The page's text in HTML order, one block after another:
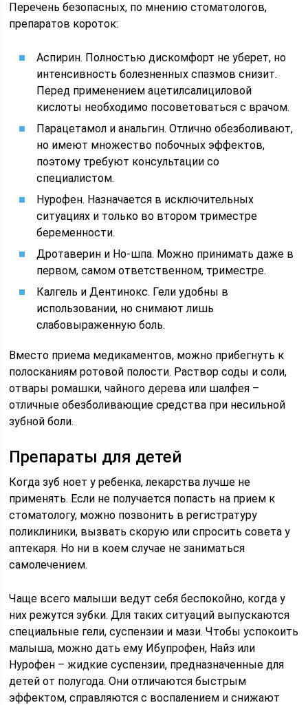
Перечень безопасных, по мнению стоматологов,
препаратов короток:
Аспирин. Полностью дискомфорт не уберет, но
интенсивность болезненных спазмов снизит.
Перед применением ацетилсалициловой
кислоты необходимо посоветоваться с врачом.
Парацетамол и анальгин. Отлично обезболивают,
но имеют множество побочных эффектов,
поэтому требуют консультации со
специалистом.
Нурофен. Назначается в исключительных
ситуациях и только во втором триместре
беременности.
Дротаверин и Но-шпа. Можно принимать даже в
первом, самом ответственном, триместре.
Калгель и Дентинокс. Гели удобны в
использовании, но снимают лишь
слабовыраженную боль.
Вместо приема медикаментов, можно прибегнуть к
полосканиям ротовой полости. Раствор соды и соли,
отвары ромашки, чайного дерева или шалфея –
отличные обезболивающие средства при несильной
зубной боли.
Препараты для детей
Когда зуб ноет у ребенка, лекарства лучше не
применять. Если не получается попасть на прием к
стоматологу, можно позвонить в регистратуру
поликлиники, вызвать скорую или спросить совета у
аптекаря. Но ни в коем случае не заниматься
самолечением.
Чаще всего малыши ведут себя беспокойно, когда у
них режутся зубки. Для таких ситуаций выпускаются
специальные гели, суспензии и мази. Чтобы успокоить
малыша, можно дать ему Ибупрофен, Найз или
Нурофен – жидкие суспензии, предназначенные для
детей от полугода. Они отличаются быстрым
эффектом, справляются с воспалением и снижают